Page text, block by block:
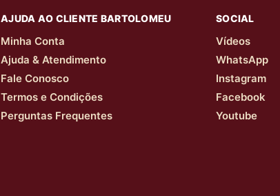
AJUDA AO CLIENTE BARTOLOMEU
Minha Conta
Ajuda & Atendimento
Fale Conosco
Termos e Condições
Perguntas Frequentes
SOCIAL
Vídeos
WhatsApp
Instagram
Facebook
Youtube